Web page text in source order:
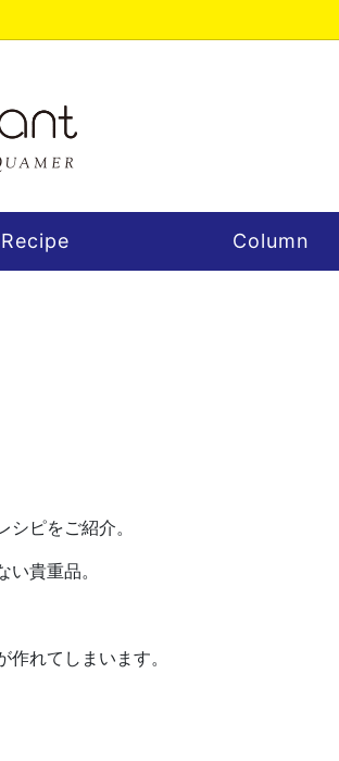
Recipe Column
ピをご紹介。
貴重品。
れてしまいます。